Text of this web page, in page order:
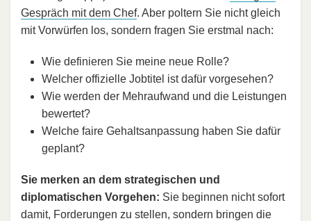
Gespräch mit dem Chef. Aber poltern Sie nicht gleich
mit Vorwürfen los, sondern fragen Sie erstmal nach:
Wie definieren Sie meine neue Rolle?
Welcher offizielle Jobtitel ist dafür vorgesehen?
Wie werden der Mehraufwand und die Leistungen
bewertet?
Welche faire Gehaltsanpassung haben Sie dafür
geplant?
Sie merken an dem strategischen und
diplomatischen Vorgehen: Sie beginnen nicht sofort
damit, Forderungen zu stellen, sondern bringen die